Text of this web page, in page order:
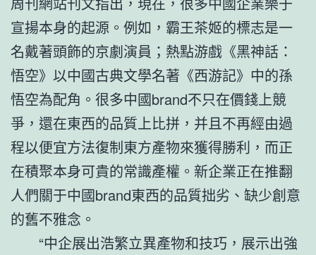
宣揚本身的起源。例如，霸王茶姬的標志是一
名戴著頭飾的京劇演員；熱點游戲《黑神話：
悟空》以中國古典文學名著《西游記》中的孫
悟空為配角。很多中國brand不只在價錢上競
爭，還在東西的品質上比拼，并且不再經由過
程以便宜方法復制東方產物來獲得勝利，而正
在積聚本身可貴的常識產權。新企業正在推翻
人們關于中國brand東西的品質拙劣、缺少創意
的舊不雅念。
“中企展出浩繁立異產物和技巧，展示出強